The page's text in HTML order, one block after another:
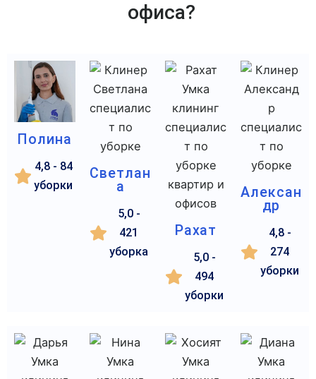
офиса?
Полина
4,8 - 84
уборки
Светлан
а
5,0 -
421
уборка
Рахат
5,0 -
494
уборки
Алексан
др
4,8 -
274
уборки